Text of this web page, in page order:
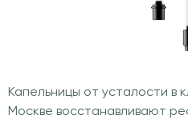
Капельницы от усталости в
Москве восстанавливают